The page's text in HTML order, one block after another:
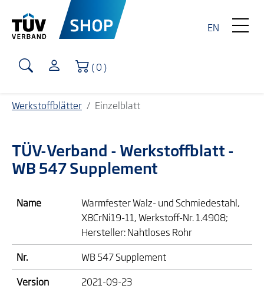
EN
Warenkorb
( 0 )
Werkstoffblätter Einzelblatt
TÜV-Verband - Werkstoffblatt -
WB 547 Supplement
Name
Warmfester Walz- und Schmiedestahl,
X8CrNi19-11, Werkstoff-Nr. 1.4908;
Hersteller: Nahtloses Rohr
Nr.
WB 547 Supplement
Version
2021-09-23